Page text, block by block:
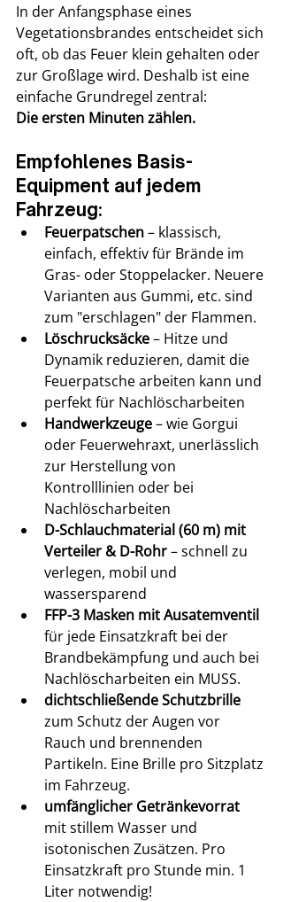
In der Anfangsphase eines
Vegetationsbrandes entscheidet sich
oft, ob das Feuer klein gehalten oder
zur Großlage wird. Deshalb ist eine
einfache Grundregel zentral:
Die ersten Minuten zählen.
Empfohlenes Basis-
Equipment auf jedem
Fahrzeug:
Feuerpatschen – klassisch,
einfach, effektiv für Brände im
Gras- oder Stoppelacker. Neuere
Varianten aus Gummi, etc. sind
zum "erschlagen" der Flammen.
Löschrucksäcke – Hitze und
Dynamik reduzieren, damit die
Feuerpatsche arbeiten kann und
perfekt für Nachlöscharbeiten
Handwerkzeuge – wie Gorgui
oder Feuerwehraxt, unerlässlich
zur Herstellung von
Kontrolllinien oder bei
Nachlöscharbeiten
D-Schlauchmaterial (60 m) mit
Verteiler & D-Rohr – schnell zu
verlegen, mobil und
wassersparend
FFP-3 Masken mit Ausatemventil
für jede Einsatzkraft bei der
Brandbekämpfung und auch bei
Nachlöscharbeiten ein MUSS.
dichtschließende Schutzbrille
zum Schutz der Augen vor
Rauch und brennenden
Partikeln. Eine Brille pro Sitzplatz
im Fahrzeug.
umfänglicher Getränkevorrat
mit stillem Wasser und
isotonischen Zusätzen. Pro
Einsatzkraft pro Stunde min. 1
Liter notwendig!